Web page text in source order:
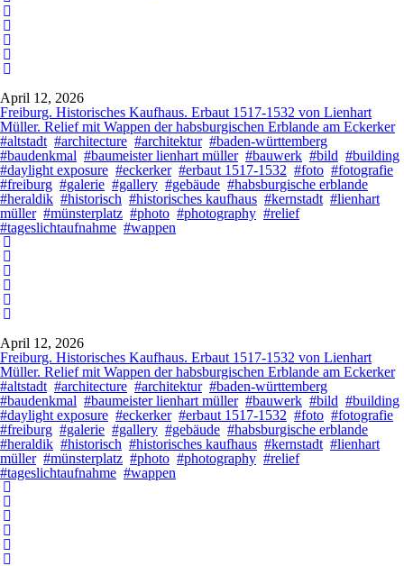
April 12, 2026
Freiburg. Historisches Kaufhaus. Erbaut 1517-1532 von Lienhart
Müller. Relief mit Wappen der habsburgischen Erblande am Eckerker
#altstadt #architecture #architektur #baden-württemberg
#baudenkmal #baumeister lienhart müller #bauwerk #bild #building
#daylight exposure #eckerker #erbaut 1517-1532 #foto #fotografie
#freiburg #galerie #gallery #gebäude #habsburgische erblande
#heraldik #historisch #historisches kaufhaus #kernstadt #lienhart
müller #münsterplatz #photo #photography #relief
#tageslichtaufnahme #wappen
April 12, 2026
Freiburg. Historisches Kaufhaus. Erbaut 1517-1532 von Lienhart
Müller. Relief mit Wappen der habsburgischen Erblande am Eckerker
#altstadt #architecture #architektur #baden-württemberg
#baudenkmal #baumeister lienhart müller #bauwerk #bild #building
#daylight exposure #eckerker #erbaut 1517-1532 #foto #fotografie
#freiburg #galerie #gallery #gebäude #habsburgische erblande
#heraldik #historisch #historisches kaufhaus #kernstadt #lienhart
müller #münsterplatz #photo #photography #relief
#tageslichtaufnahme #wappen